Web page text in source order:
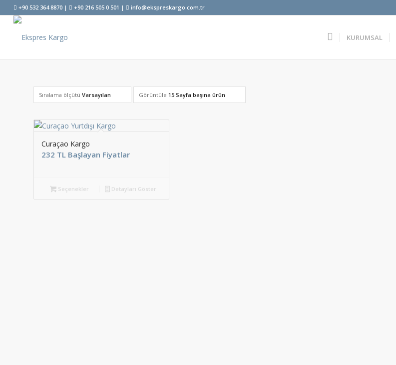
+90 532 364 8870 | +90 216 505 0 501 | info@ekspreskargo.com.tr
KURUMSAL
Sıralama ölçütü Varsayılan Görüntüle 15 Sayfa başına ürün
Curaçao Kargo
232 TL Başlayan Fiyatlar
Seçenekler Detayları Göster